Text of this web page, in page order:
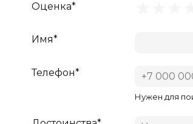
Оценка*
Имя*
Телефон*
Нужен для